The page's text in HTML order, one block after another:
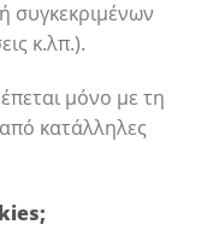
συγκεκριμένων
κ.λπ.).
μόνο με τη
κατάλληλες